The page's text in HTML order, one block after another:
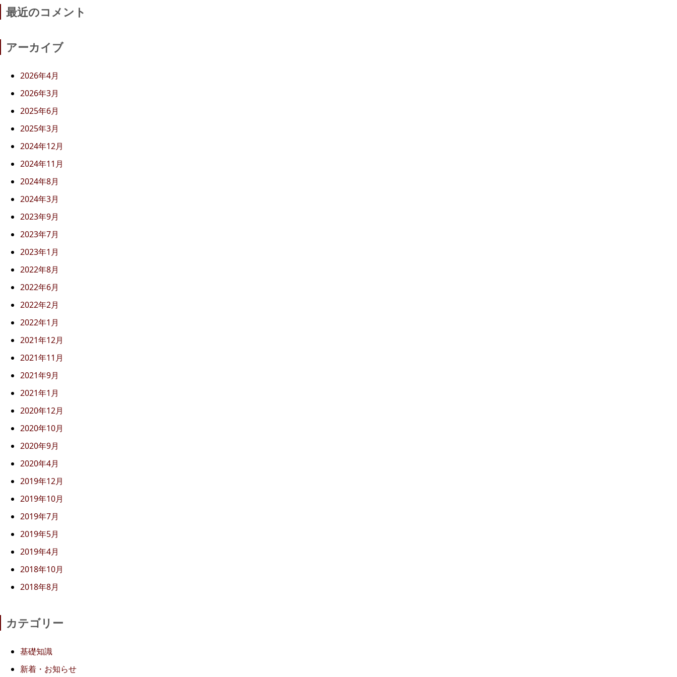
最近のコメント
アーカイブ
2026年4月
2026年3月
2025年6月
2025年3月
2024年12月
2024年11月
2024年8月
2024年3月
2023年9月
2023年7月
2023年1月
2022年8月
2022年6月
2022年2月
2022年1月
2021年12月
2021年11月
2021年9月
2021年1月
2020年12月
2020年10月
2020年9月
2020年4月
2019年12月
2019年10月
2019年7月
2019年5月
2019年4月
2018年10月
2018年8月
カテゴリー
基礎知識
新着・お知らせ